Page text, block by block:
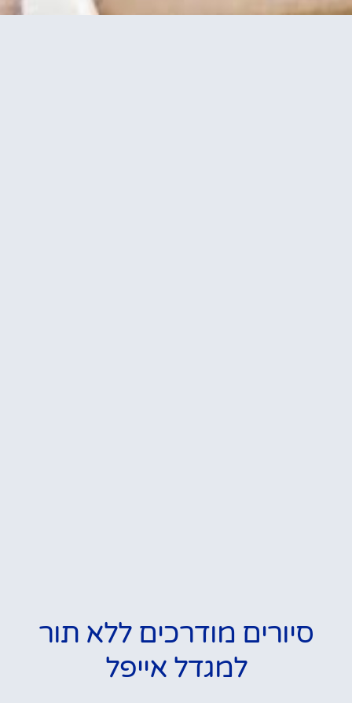
סיורים מודרכים ללא תור
למגדל אייפל